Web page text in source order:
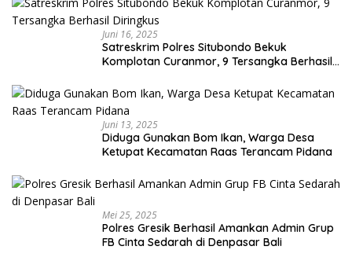
Juni 16, 2025
Satreskrim Polres Situbondo Bekuk
Komplotan Curanmor, 9 Tersangka Berhasil
Juni 13, 2025
Diduga Gunakan Bom Ikan, Warga Desa
Ketupat Kecamatan Raas Terancam Pidana
Mei 25, 2025
Polres Gresik Berhasil Amankan Admin Grup
FB Cinta Sedarah di Denpasar Bali